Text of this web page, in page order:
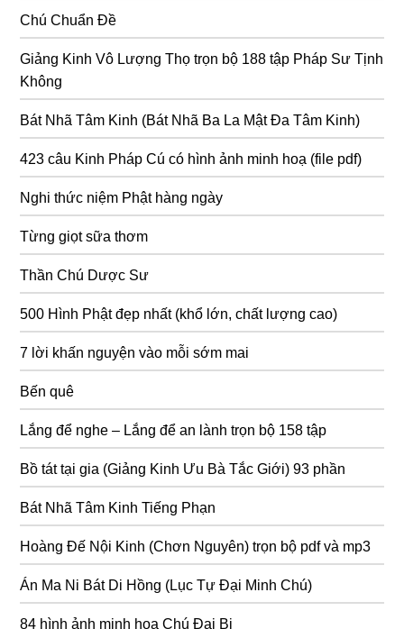
Chú Chuẩn Đề
Giảng Kinh Vô Lượng Thọ trọn bộ 188 tập Pháp Sư Tịnh
Không
Bát Nhã Tâm Kinh (Bát Nhã Ba La Mật Đa Tâm Kinh)
423 câu Kinh Pháp Cú có hình ảnh minh hoạ (file pdf)
Nghi thức niệm Phật hàng ngày
Từng giọt sữa thơm
Thần Chú Dược Sư
500 Hình Phật đẹp nhất (khổ lớn, chất lượng cao)
7 lời khấn nguyện vào mỗi sớm mai
Bến quê
Lắng để nghe – Lắng để an lành trọn bộ 158 tập
Bồ tát tại gia (Giảng Kinh Ưu Bà Tắc Giới) 93 phần
Bát Nhã Tâm Kinh Tiếng Phạn
Hoàng Đế Nội Kinh (Chơn Nguyên) trọn bộ pdf và mp3
Án Ma Ni Bát Di Hồng (Lục Tự Đại Minh Chú)
84 hình ảnh minh họa Chú Đại Bi